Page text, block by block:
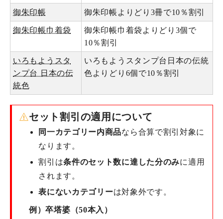
御朱印帳 御朱印帳よりどり3冊で10％割引
御朱印帳巾着袋
御朱印帳巾着袋よりどり3個で
10％割引
いろもようスタ
ンプ台 日本の伝
統色
いろもようスタンプ台日本の伝統
色よりどり6個で10％割引
セット割引の適用について
同一カテゴリー内商品なら合算で割引対象に
なります。
割引は条件のセット数に達した分のみに適用
されます。
表にないカテゴリーは対象外です。
例）卒塔婆（50本入）